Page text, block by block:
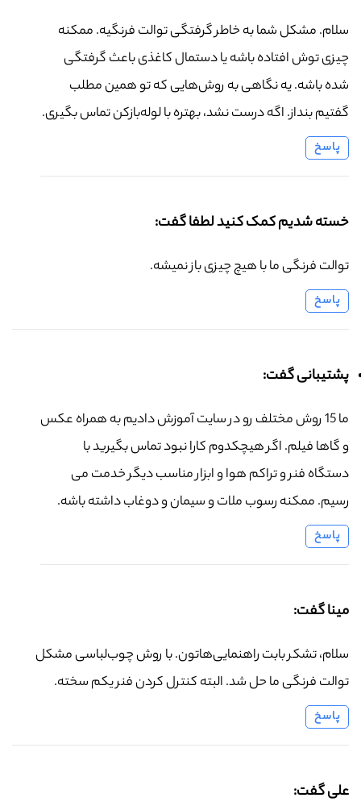
سلام. مشکل شما به خاطر گرفتگی توالت فرنگیه. ممکنه
چیزی توش افتاده باشه یا دستمال کاغذی باعث گرفتگی
شده باشه. یه نگاهی به روش‌هایی که تو همین مطلب
گفتیم بنداز. اگه درست نشد، بهتره با لوله‌بازکن تماس بگیری.
پاسخ
خسته شدیم کمک کنید لطفا گفت:
توالت فرنگی ما با هیچ چیزی باز نمیشه.
پاسخ
پشتیبانی گفت:
ما 15 روش مختلف رو در سایت آموزش دادیم به همراه عکس
و گاها فیلم. اگر هیچکدوم کارا نبود تماس بگیرید با
دستگاه فنر و تراکم هوا و ابزار مناسب دیگر خدمت می
رسیم. ممکنه رسوب ملات و سیمان و دوغاب داشته باشه.
پاسخ
مینا گفت:
سلام، تشکر بابت راهنمایی‌هاتون. با روش چوب‌لباسی مشکل
توالت فرنگی ما حل شد. البته کنترل کردن فنر یکم سخته.
پاسخ
علی گفت: